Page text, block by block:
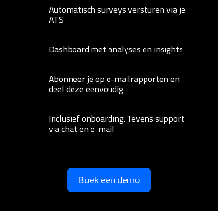
Automatisch surveys versturen via je
ATS
Dashboard met analyses en insights
Abonneer je op e-mailrapporten en
deel deze eenvoudig
Inclusief onboarding. Tevens support
via chat en e-mail
Boek een demo